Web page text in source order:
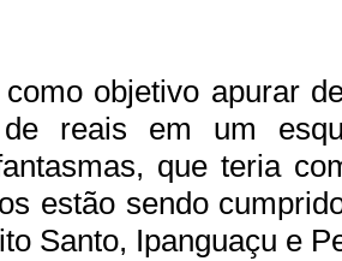
objetivo apurar
reais em um
que teria
estão sendo
Santo, Ipanguaçu e